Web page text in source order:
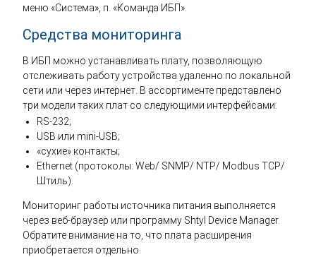
меню «Система», п. «Команда ИБП».
Средства мониторинга
В ИБП можно устанавливать плату, позволяющую
отслеживать работу устройства удаленно по локальной
сети или через интернет. В ассортименте представлено
три модели таких плат со следующими интерфейсами:
RS-232;
USB или mini-USB;
«сухие» контакты;
Ethernet (протоколы: Web/ SNMP/ NTP/ Modbus TCP/
Штиль).
Мониторинг работы источника питания выполняется
через веб-браузер или программу Shtyl Device Manager.
Обратите внимание на то, что плата расширения
приобретается отдельно.